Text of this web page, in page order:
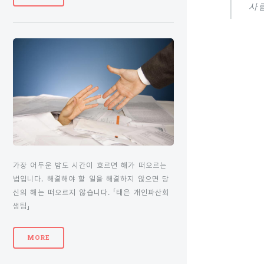
사
가장 어두운 밤도 시간이 흐르면 해가 떠오르는
법입니다. 해결해야 할 일을 해결하지 않으면 당
신의 해는 떠오르지 않습니다. 「태은 개인파산회
생팀」
MORE